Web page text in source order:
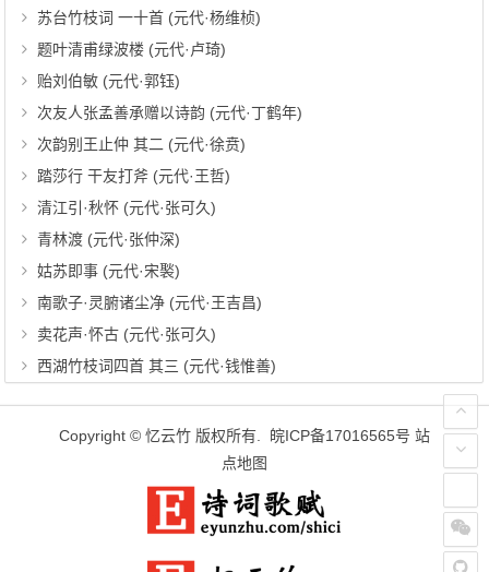
苏台竹枝词 一十首 (元代·杨维桢)
题叶清甫绿波楼 (元代·卢琦)
贻刘伯敏 (元代·郭钰)
次友人张孟善承赠以诗韵 (元代·丁鹤年)
次韵别王止仲 其二 (元代·徐贲)
踏莎行 干友打斧 (元代·王哲)
清江引·秋怀 (元代·张可久)
青林渡 (元代·张仲深)
姑苏即事 (元代·宋褧)
南歌子·灵腑诸尘净 (元代·王吉昌)
卖花声·怀古 (元代·张可久)
西湖竹枝词四首 其三 (元代·钱惟善)
Copyright © 忆云竹 版权所有. 皖ICP备17016565号 站
点地图